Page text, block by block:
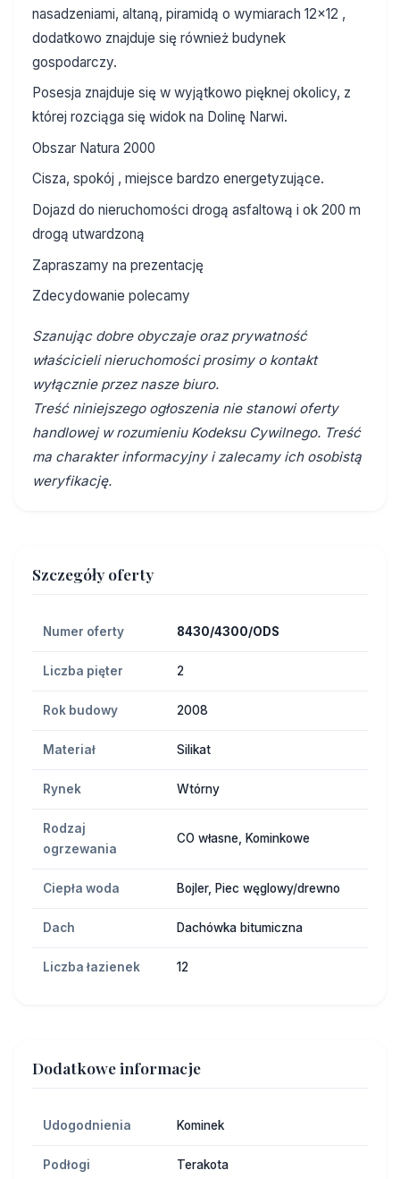
nasadzeniami, altaną, piramidą o wymiarach 12x12 ,
dodatkowo znajduje się również budynek
gospodarczy.
Posesja znajduje się w wyjątkowo pięknej okolicy, z
której rozciąga się widok na Dolinę Narwi.
Obszar Natura 2000
Cisza, spokój , miejsce bardzo energetyzujące.
Dojazd do nieruchomości drogą asfaltową i ok 200 m
drogą utwardzoną
Zapraszamy na prezentację
Zdecydowanie polecamy
Szanując dobre obyczaje oraz prywatność
właścicieli nieruchomości prosimy o kontakt
wyłącznie przez nasze biuro.
Treść niniejszego ogłoszenia nie stanowi oferty
handlowej w rozumieniu Kodeksu Cywilnego. Treść
ma charakter informacyjny i zalecamy ich osobistą
weryfikację.
Szczegóły oferty
Numer oferty 8430/4300/ODS
Liczba pięter 2
Rok budowy 2008
Materiał Silikat
Rynek Wtórny
Rodzaj
ogrzewania
CO własne, Kominkowe
Ciepła woda Bojler, Piec węglowy/drewno
Dach Dachówka bitumiczna
Liczba łazienek 12
Dodatkowe informacje
Udogodnienia Kominek
Podłogi Terakota